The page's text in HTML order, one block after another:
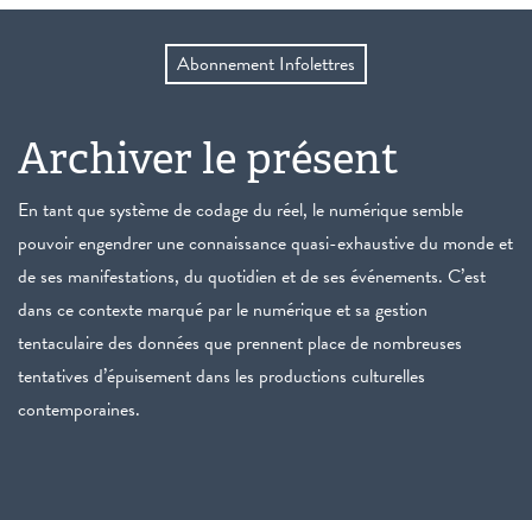
Abonnement Infolettres
Archiver le présent
En tant que système de codage du réel, le numérique semble
pouvoir engendrer une connaissance quasi-exhaustive du monde et
de ses manifestations, du quotidien et de ses événements. C’est
dans ce contexte marqué par le numérique et sa gestion
tentaculaire des données que prennent place de nombreuses
tentatives d’épuisement dans les productions culturelles
contemporaines.